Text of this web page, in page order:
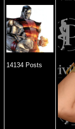
14134 Posts